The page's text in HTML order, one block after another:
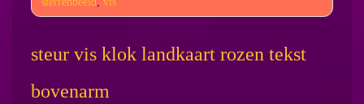
steur vis klok landkaart rozen tekst
bovenarm